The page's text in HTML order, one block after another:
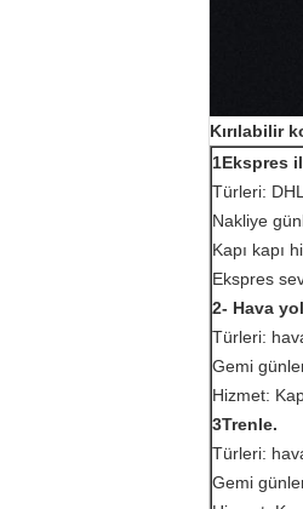
Kırılabilir
1Ekspres
Türleri:
Nakliye
Kapı kapı
Ekspres
2- Hava
Türleri:
Gemi
Hizmet:
3Trenle.
Türleri:
Gemi